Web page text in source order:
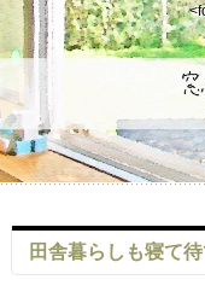
田舎暮らしも寝て